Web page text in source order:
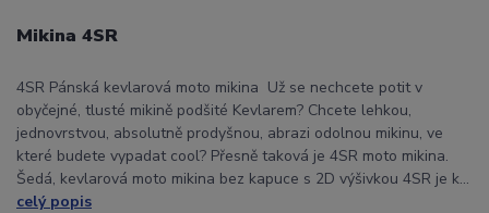
Mikina 4SR
4SR Pánská kevlarová moto mikina Už se nechcete potit v
obyčejné, tlusté mikině podšité Kevlarem? Chcete lehkou,
jednovrstvou, absolutně prodyšnou, abrazi odolnou mikinu, ve
které budete vypadat cool? Přesně taková je 4SR moto mikina.
Šedá, kevlarová moto mikina bez kapuce s 2D výšivkou 4SR je k...
celý popis